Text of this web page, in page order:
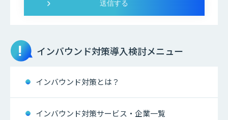
インバウンド対策導入検討メニュー
インバウンド対策とは？
インバウンド対策サービス・企業一覧